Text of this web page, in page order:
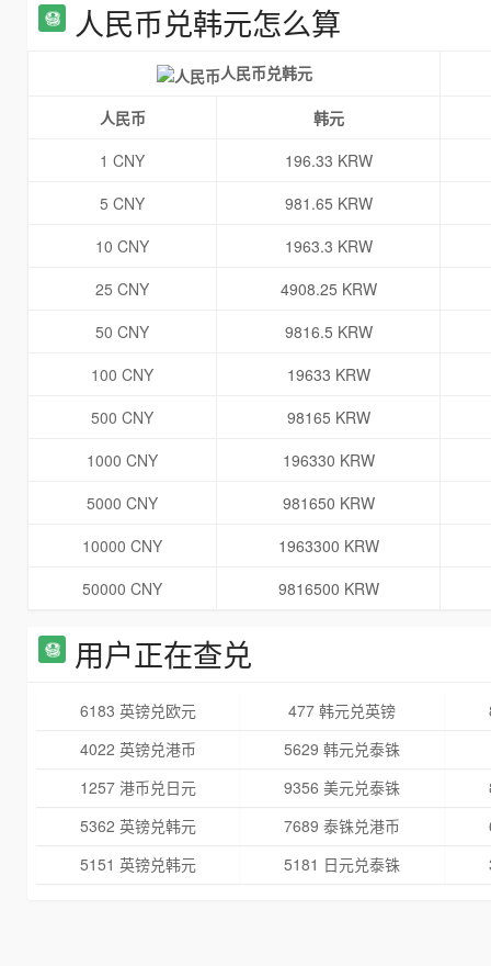
人民币兑韩元怎么算
人民币兑韩元
人民币
韩元
1 CNY
196.33 KRW
5 CNY
981.65 KRW
10 CNY
1963.3 KRW
25 CNY
4908.25 KRW
50 CNY
9816.5 KRW
100 CNY
19633 KRW
500 CNY
98165 KRW
1000 CNY
196330 KRW
5000 CNY
981650 KRW
10000 CNY
1963300 KRW
50000 CNY
9816500 KRW
用户正在查兑
6183 英镑兑欧元 477 韩元兑英镑
4022 英镑兑港币
5629 韩元兑泰铢
1257 港币兑日元
9356 美元兑泰铢
5362 英镑兑韩元
7689 泰铢兑港币
5151 英镑兑韩元
5181 日元兑泰铢